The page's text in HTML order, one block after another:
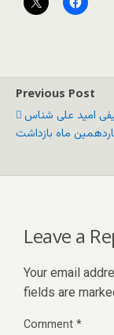
Previous Post
امید علی شناس
ماه بازداشت
Leave a
Your email
fields are
Comment*